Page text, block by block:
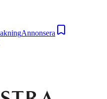
Annonsera